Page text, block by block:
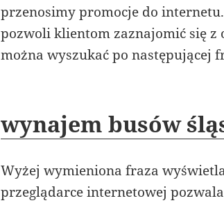
przenosimy promocje do
pozwoli klientom zaznajomić się z
można wyszukać po następującej
wynajem busów
Wyżej wymieniona fraza
przeglądarce internetowej